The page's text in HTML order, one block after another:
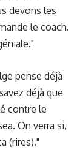
devons les
le coach.
pense déjà
déjà que
contre le
On verra si,
(rires)."